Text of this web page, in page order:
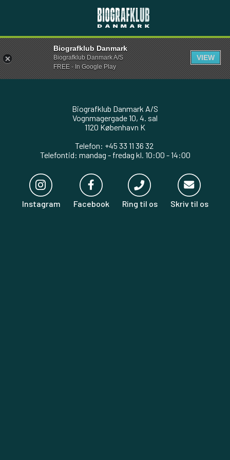
Biografklub Danmark
Biografklub Danmark A/S
FREE - In Google Play
VIEW
Biografklub Danmark A/S
Vognmagergade 10, 4. sal
1120 København K
Telefon: +45 33 11 36 32
Telefontid: mandag - fredag kl. 10:00 - 14:00
Instagram Facebook Ring til os Skriv til os